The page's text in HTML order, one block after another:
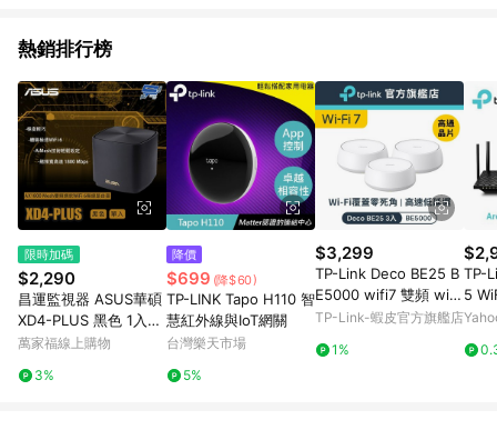
熱銷排行榜
限時加碼
$2,290
昌運監視器 ASUS華碩
XD4-PLUS 黑色 1入
(單入)一入 AX1800 M
線路由器
萬家福線上購物
3%
降價
$699 (降$60)
TP-LINK Tapo H110 智
慧紅外線與IoT網關
台灣樂天市場
5%
$3,299
TP-Link Deco BE25 B
E5000 wifi7 雙頻 wifi
分享器 2.5Gbps(極速
TP-Link-蝦皮官方旗艦店
1%
TP-
5
三頻
6E